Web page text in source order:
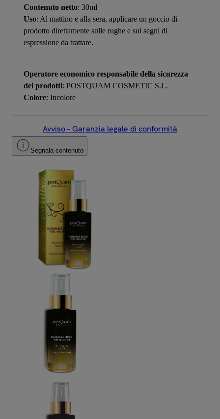
Contenuto netto: 30ml
Uso: Al mattino e alla sera, applicare un goccio di
prodotto direttamente sulle rughe e sui segni di
espressione da trattare.
Operatore economico responsabile della sicurezza
dei prodotti: POSTQUAM COSMETIC S.L.
Colore: Incolore
Avviso – Garanzia legale di conformità
Segnala contenuto